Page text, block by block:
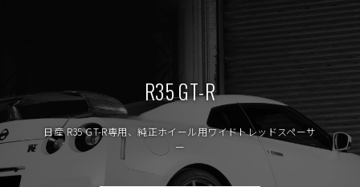
R35 GT-R
日産 R35 GT-R専用、純正ホイール用ワイドトレッドスペーサ
ー